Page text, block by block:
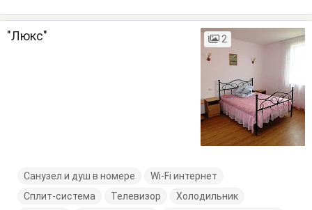
"Люкс" 2
Санузел и душ в номере
Wi-Fi интернет
Сплит-система
Телевизор
Холодильник